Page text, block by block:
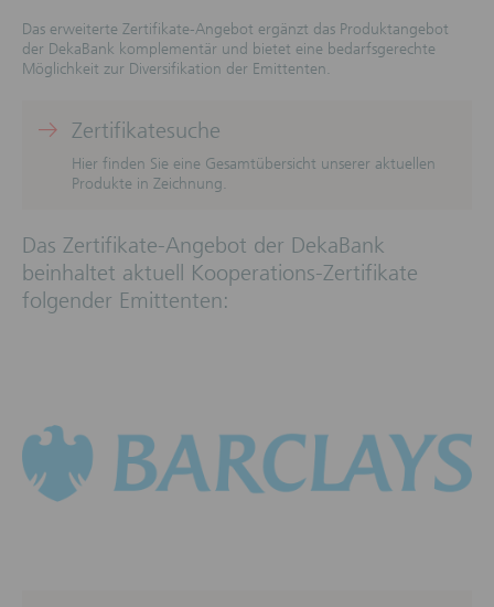
Das erweiterte Zertifikate-Angebot ergänzt das Produktangebot
der DekaBank komplementär und bietet eine bedarfsgerechte
Möglichkeit zur Diversifikation der Emittenten.
Zertifikatesuche
Hier finden Sie eine Gesamtübersicht unserer aktuellen
Produkte in Zeichnung.
Das Zertifikate-Angebot der DekaBank
beinhaltet aktuell Kooperations-Zertifikate
folgender Emittenten: